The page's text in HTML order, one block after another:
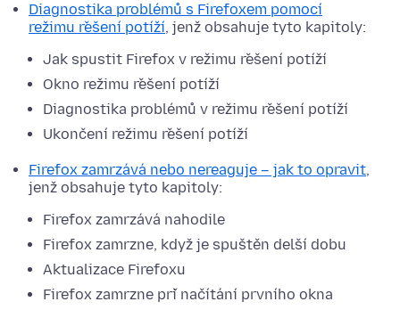
Diagnostika problémů s Firefoxem pomocí
režimu řešení potíží, jenž obsahuje tyto kapitoly:
Jak spustit Firefox v režimu řešení potíží
Okno režimu řešení potíží
Diagnostika problémů v režimu řešení potíží
Ukončení režimu řešení potíží
Firefox zamrzává nebo nereaguje – jak to opravit,
jenž obsahuje tyto kapitoly:
Firefox zamrzává nahodile
Firefox zamrzne, když je spuštěn delší dobu
Aktualizace Firefoxu
Firefox zamrzne při načítání prvního okna